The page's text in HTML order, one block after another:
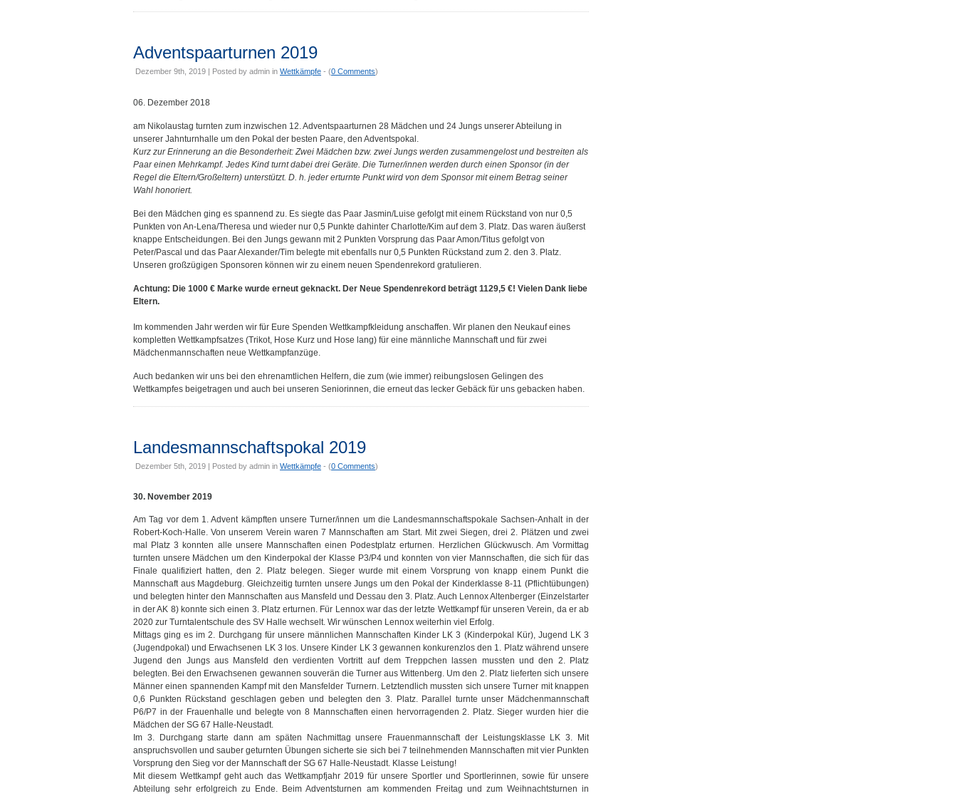
Adventspaarturnen 2019
Dezember 9th, 2019 | Posted by admin in Wettkämpfe - (0 Comments)
06. Dezember 2018
am Nikolaustag turnten zum inzwischen 12. Adventspaarturnen 28 Mädchen und 24 Jungs unserer Abteilung in
unserer Jahnturnhalle um den Pokal der besten Paare, den Adventspokal.
Kurz zur Erinnerung an die Besonderheit: Zwei Mädchen bzw. zwei Jungs werden zusammengelost und bestreiten als
Paar einen Mehrkampf. Jedes Kind turnt dabei drei Geräte. Die Turner/innen werden durch einen Sponsor (in der
Regel die Eltern/Großeltern) unterstützt. D. h. jeder erturnte Punkt wird von dem Sponsor mit einem Betrag seiner
Wahl honoriert.
Bei den Mädchen ging es spannend zu. Es siegte das Paar Jasmin/Luise gefolgt mit einem Rückstand von nur 0,5
Punkten von An-Lena/Theresa und wieder nur 0,5 Punkte dahinter Charlotte/Kim auf dem 3. Platz. Das waren äußerst
knappe Entscheidungen. Bei den Jungs gewann mit 2 Punkten Vorsprung das Paar Amon/Titus gefolgt von
Peter/Pascal und das Paar Alexander/Tim belegte mit ebenfalls nur 0,5 Punkten Rückstand zum 2. den 3. Platz.
Unseren großzügigen Sponsoren können wir zu einem neuen Spendenrekord gratulieren.
Achtung: Die 1000 € Marke wurde erneut geknackt. Der Neue Spendenrekord beträgt 1129,5 €! Vielen Dank liebe
Eltern.
Im kommenden Jahr werden wir für Eure Spenden Wettkampfkleidung anschaffen. Wir planen den Neukauf eines
kompletten Wettkampfsatzes (Trikot, Hose Kurz und Hose lang) für eine männliche Mannschaft und für zwei
Mädchenmannschaften neue Wettkampfanzüge.
Auch bedanken wir uns bei den ehrenamtlichen Helfern, die zum (wie immer) reibungslosen Gelingen des
Wettkampfes beigetragen und auch bei unseren Seniorinnen, die erneut das lecker Gebäck für uns gebacken haben.
Landesmannschaftspokal 2019
Dezember 5th, 2019 | Posted by admin in Wettkämpfe - (0 Comments)
30. November 2019
Am Tag vor dem 1. Advent kämpften unsere Turner/innen um die Landesmannschaftspokale Sachsen-Anhalt in der
Robert-Koch-Halle. Von unserem Verein waren 7 Mannschaften am Start. Mit zwei Siegen, drei 2. Plätzen und zwei
mal Platz 3 konnten alle unsere Mannschaften einen Podestplatz erturnen. Herzlichen Glückwusch. Am Vormittag
turnten unsere Mädchen um den Kinderpokal der Klasse P3/P4 und konnten von vier Mannschaften, die sich für das
Finale qualifiziert hatten, den 2. Platz belegen. Sieger wurde mit einem Vorsprung von knapp einem Punkt die
Mannschaft aus Magdeburg. Gleichzeitig turnten unsere Jungs um den Pokal der Kinderklasse 8-11 (Pflichtübungen)
und belegten hinter den Mannschaften aus Mansfeld und Dessau den 3. Platz. Auch Lennox Altenberger (Einzelstarter
in der AK 8) konnte sich einen 3. Platz erturnen. Für Lennox war das der letzte Wettkampf für unseren Verein, da er ab
2020 zur Turntalentschule des SV Halle wechselt. Wir wünschen Lennox weiterhin viel Erfolg.
Mittags ging es im 2. Durchgang für unsere männlichen Mannschaften Kinder LK 3 (Kinderpokal Kür), Jugend LK 3
(Jugendpokal) und Erwachsenen LK 3 los. Unsere Kinder LK 3 gewannen konkurenzlos den 1. Platz während unsere
Jugend den Jungs aus Mansfeld den verdienten Vortritt auf dem Treppchen lassen mussten und den 2. Platz
belegten. Bei den Erwachsenen gewannen souverän die Turner aus Wittenberg. Um den 2. Platz lieferten sich unsere
Männer einen spannenden Kampf mit den Mansfelder Turnern. Letztendlich mussten sich unsere Turner mit knappen
0,6 Punkten Rückstand geschlagen geben und belegten den 3. Platz. Parallel turnte unser Mädchenmannschaft
P6/P7 in der Frauenhalle und belegte von 8 Mannschaften einen hervorragenden 2. Platz. Sieger wurden hier die
Mädchen der SG 67 Halle-Neustadt.
Im 3. Durchgang starte dann am späten Nachmittag unsere Frauenmannschaft der Leistungsklasse LK 3. Mit
anspruchsvollen und sauber geturnten Übungen sicherte sie sich bei 7 teilnehmenden Mannschaften mit vier Punkten
Vorsprung den Sieg vor der Mannschaft der SG 67 Halle-Neustadt. Klasse Leistung!
Mit diesem Wettkampf geht auch das Wettkampfjahr 2019 für unsere Sportler und Sportlerinnen, sowie für unsere
Abteilung sehr erfolgreich zu Ende. Beim Adventsturnen am kommenden Freitag und zum Weihnachtsturnen in